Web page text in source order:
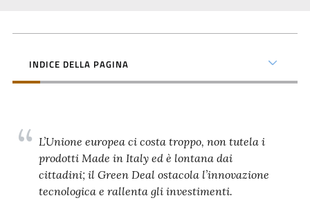
INDICE DELLA PAGINA
L’Unione europea ci costa troppo, non tutela i
prodotti Made in Italy ed è lontana dai
cittadini; il Green Deal ostacola l’innovazione
tecnologica e rallenta gli investimenti.